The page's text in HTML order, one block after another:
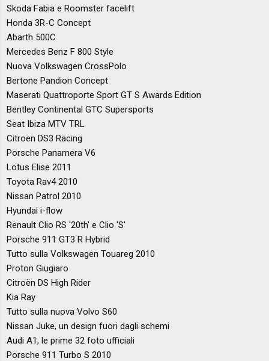
Skoda Fabia e Roomster facelift
Honda 3R-C Concept
Abarth 500C
Mercedes Benz F 800 Style
Nuova Volkswagen CrossPolo
Bertone Pandion Concept
Maserati Quattroporte Sport GT S Awards Edition
Bentley Continental GTC Supersports
Seat Ibiza MTV TRL
Citroen DS3 Racing
Porsche Panamera V6
Lotus Elise 2011
Toyota Rav4 2010
Nissan Patrol 2010
Hyundai i-flow
Renault Clio RS '20th' e Clio 'S'
Porsche 911 GT3 R Hybrid
Tutto sulla Volkswagen Touareg 2010
Proton Giugiaro
Citroën DS High Rider
Kia Ray
Tutto sulla nuova Volvo S60
Nissan Juke, un design fuori dagli schemi
Audi A1, le prime 32 foto ufficiali
Porsche 911 Turbo S 2010